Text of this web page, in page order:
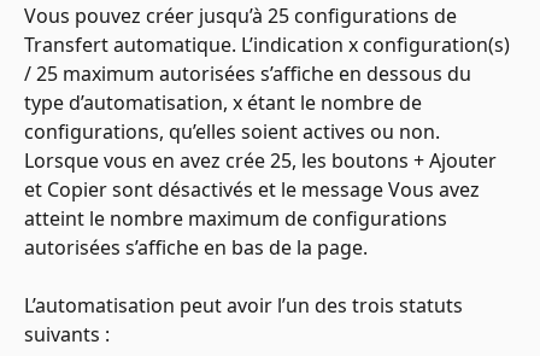
Vous pouvez créer jusqu’à 25 configurations de
Transfert automatique. L’indication x configuration(s)
/ 25 maximum autorisées s’affiche en dessous du
type d’automatisation, x étant le nombre de
configurations, qu’elles soient actives ou non.
Lorsque vous en avez crée 25, les boutons + Ajouter
et Copier sont désactivés et le message Vous avez
atteint le nombre maximum de configurations
autorisées s’affiche en bas de la page.
L’automatisation peut avoir l’un des trois statuts
suivants :